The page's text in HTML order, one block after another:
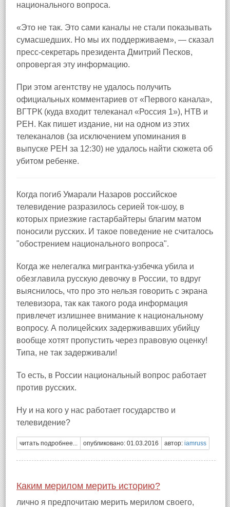
национального вопроса.
«Это не так. Это сами каналы не стали показывать
сумасшедших. Но мы их поддерживаем», — сказал
пресс-секретарь президента Дмитрий Песков,
опровергая эту информацию.
При этом агентству не удалось получить
официальных комментариев от «Первого канала»,
ВГТРК (куда входит телеканал «Россия 1»), НТВ и
РЕН. Как пишет издание, ни на одном из этих
телеканалов (за исключением упоминания в
выпуске РЕН за 12:30) не удалось найти сюжета об
убитом ребенке.
Когда погиб Умарали Назаров российское
телевидение разразилось серией ток-шоу, в
которых приезжие гастарбайтеры благим матом
поносили русских. И такое поведение не считалось
"обострением национального вопроса".
Когда же нелегалка мигрантка-узбечка убила и
обезглавила русскую девочку в России, то вдруг
выяснилось, что про это нельзя говорить с экрана
телевизора, так как такого рода информация
привлечет излишнее внимание к национальному
вопросу. А полицейских задерживавших убийцу
вообще хотят пропустить через правовую оценку!
Типа, не так задерживали!
То есть, в России национальный вопрос работает
против русских.
Ну и на кого у нас работает государство и
телевидение?
читать подробнее... опубликовано: 01.03.2016 автор: iamruss
Каким мерилом мерить историю?
лично я предпочитаю мерить мерилом своего,